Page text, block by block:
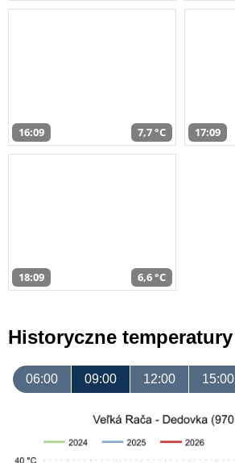
16:09 7,7 °C 17:09
18:09 6,6 °C
Historyczne temperatury
06:00 09:00 12:00 15:00